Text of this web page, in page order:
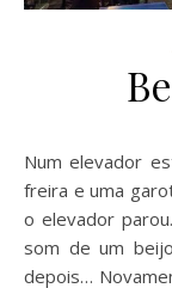
Num elevador estavam um Argentino, um Brasileiro, uma
freira e uma
o elevador
som de um
depois…